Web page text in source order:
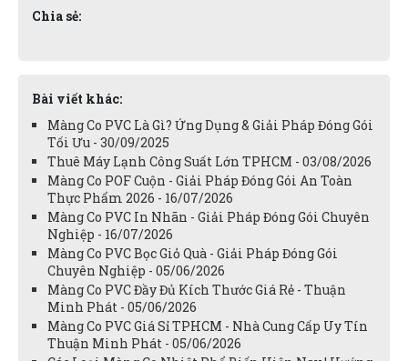
Chia sẻ:
Bài viết khác:
Màng Co PVC Là Gì? Ứng Dụng & Giải Pháp Đóng Gói
Tối Ưu - 30/09/2025
Thuê Máy Lạnh Công Suất Lớn TPHCM - 03/08/2026
Màng Co POF Cuộn - Giải Pháp Đóng Gói An Toàn
Thực Phẩm 2026 - 16/07/2026
Màng Co PVC In Nhãn - Giải Pháp Đóng Gói Chuyên
Nghiệp - 16/07/2026
Màng Co PVC Bọc Giỏ Quà - Giải Pháp Đóng Gói
Chuyên Nghiệp - 05/06/2026
Màng Co PVC Đầy Đủ Kích Thước Giá Rẻ - Thuận
Minh Phát - 05/06/2026
Màng Co PVC Giá Sỉ TPHCM - Nhà Cung Cấp Uy Tín
Thuận Minh Phát - 05/06/2026